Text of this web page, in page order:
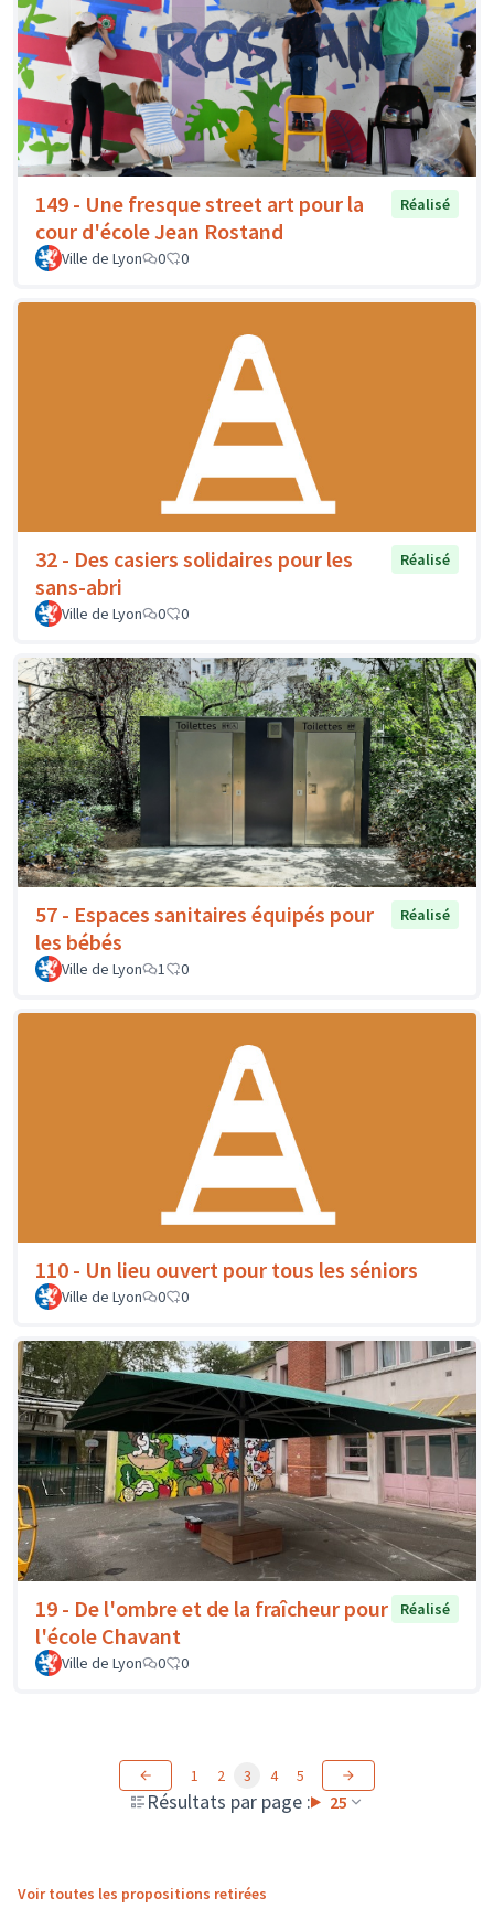
149 - Une fresque street art pour la
cour d'école Jean Rostand
Réalisé
Ville de Lyon 0 0
32 - Des casiers solidaires pour les
sans-abri
Réalisé
Ville de Lyon 0 0
57 - Espaces sanitaires équipés pour
les bébés
Réalisé
Ville de Lyon 1 0
110 - Un lieu ouvert pour tous les séniors
Ville de Lyon 0 0
19 - De l'ombre et de la fraîcheur pour
l'école Chavant
Réalisé
Ville de Lyon 0 0
Résultats par page : 25
1 2 3 4 5
Voir toutes les propositions retirées